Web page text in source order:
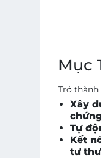
Mục
Trở thành
Xây
Tự
Kết
tư